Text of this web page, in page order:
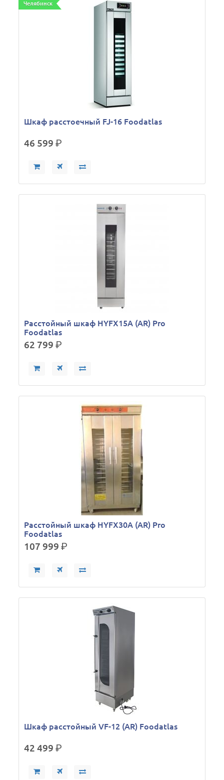
Челябинск
Шкаф расстоечный FJ-16 Foodatlas
46 599р.
Расстойный шкаф HYFX15A (AR) Pro
Foodatlas
62 799р.
Расстойный шкаф HYFX30А (AR) Pro
Foodatlas
107 999р.
Шкаф расстойный VF-12 (AR) Foodatlas
42 499р.